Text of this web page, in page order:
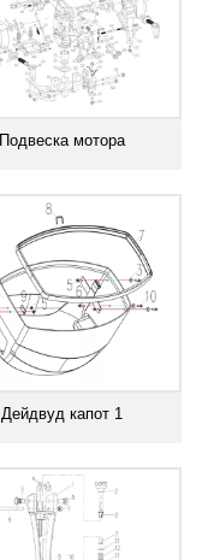
Подвеска мотора
Дейдвуд капот 1